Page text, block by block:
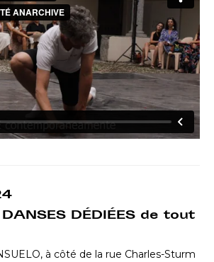
DÉDIÉES de tout
à côté de la rue Charles-Sturm